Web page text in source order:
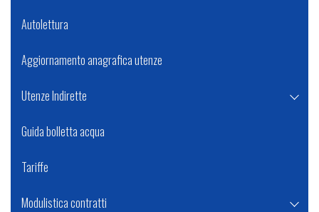
Autolettura
Aggiornamento anagrafica utenze
Utenze Indirette
Guida bolletta acqua
Tariffe
Modulistica contratti